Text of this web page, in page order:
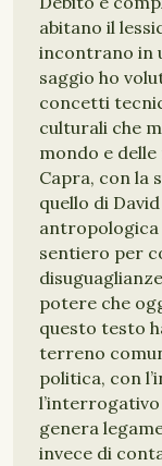
abitano il
incontrano in
saggio ho
concetti
culturali che
mondo e
Capra, con la
quello di
antropologica
sentiero per
potere che
questo testo
terreno
politica, con
l’interrogativo
genera
invece di